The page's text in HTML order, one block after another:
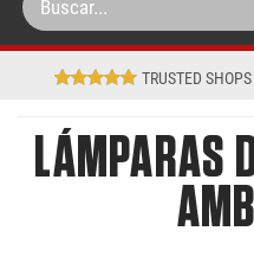
TRUSTED SHOPS
LÁMPARAS